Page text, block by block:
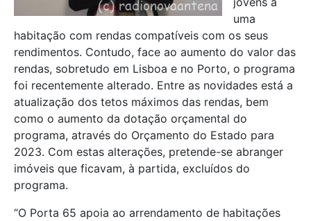
uma
habitação com rendas compatíveis com os seus
rendimentos. Contudo, face ao aumento do valor das
rendas, sobretudo em Lisboa e no Porto, o programa
foi recentemente alterado. Entre as novidades está a
atualização dos tetos máximos das rendas, bem
como o aumento da dotação orçamental do
programa, através do Orçamento do Estado para
2023. Com estas alterações, pretende-se abranger
imóveis que ficavam, à partida, excluídos do
programa.
“O Porta 65 apoia ao arrendamento de habitações